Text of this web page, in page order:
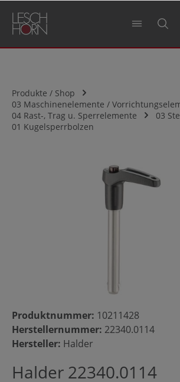
springen
Produkte / Shop
03 Maschinenelemente /
04 Rast-, Trag u. Sperrelemente
03
01 Kugelsperrbolzen
Bildergalerie überspringen
Produktnummer: 10211428
Herstellernummer: 22340.0114
Hersteller: Halder
Halder 22340.0114